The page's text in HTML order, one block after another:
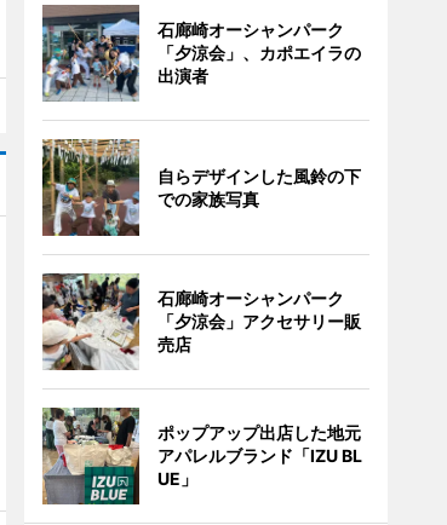
石廊崎オーシャンパーク
「夕涼会」、カポエイラの
出演者
自らデザインした風鈴の下
での家族写真
石廊崎オーシャンパーク
「夕涼会」アクセサリー販
売店
ポップアップ出店した地元
アパレルブランド「IZU BL
UE」